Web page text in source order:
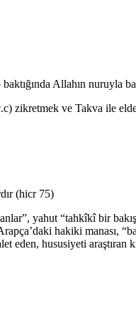
Allahın nuruyla
zikretmek ve Takva ile
(hicr 75)
yahut “tahkîkî bir
hakiki manası,
eden, hususiyeti